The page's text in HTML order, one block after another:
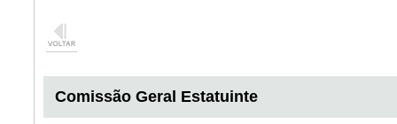
Comissão Geral Estatuinte